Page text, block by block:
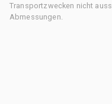
Transportzwecken nicht
Abmessungen.